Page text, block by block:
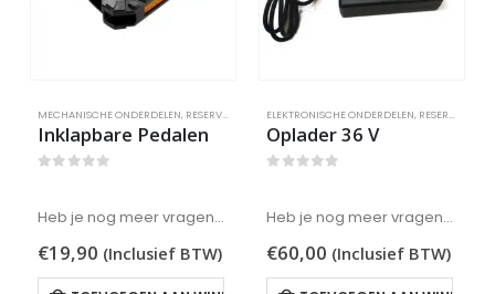
MECHANISCHE ONDERDELEN, RESERVEONDERDELEN
Inklapbare Pedalen
Heb je nog meer vragen?
Klik hier
€19,90 (Inclusief BTW)
ELEKTRONISCHE ONDERDELEN, RESERVEONDERDELEN
Oplader 36 V
Heb je nog meer vragen?
Klik hier
€60,00 (Inclusief BTW)